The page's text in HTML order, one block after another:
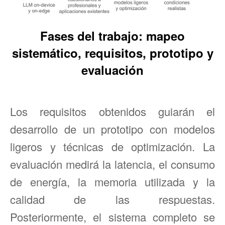
Fases del trabajo: mapeo
sistemático, requisitos, prototipo y
evaluación
Los requisitos obtenidos guiarán el
desarrollo de un prototipo con modelos
ligeros y técnicas de optimización. La
evaluación medirá la latencia, el consumo
de energía, la memoria utilizada y la
calidad de las respuestas.
Posteriormente, el sistema completo se